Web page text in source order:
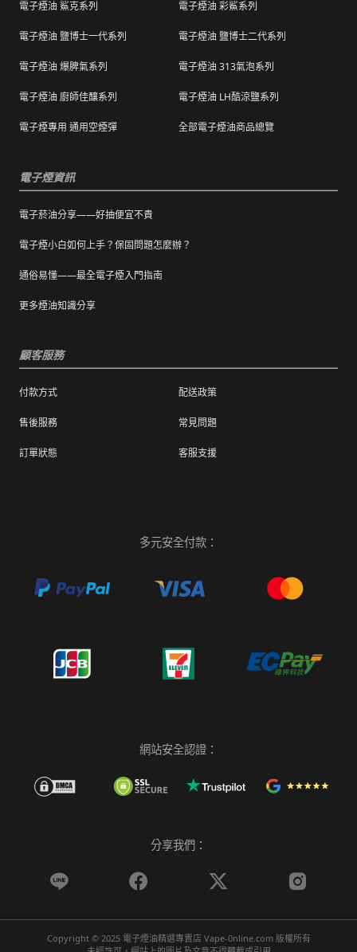
海外運送：
海外顧客如需訂購，請聯絡客服中心協助海外
裝上黏貼紙張或書寫文字。
購買之商品若符合促銷活動（ 如滿減、免運等
有非人為造成的破壞、損毀或不完整的商品瑕
電子煙油 鯊克系列 電子煙油 彩鯊系列
電子煙油 鹽博士一代系列 電子煙油 鹽博士二代系列
電子煙油 爆脾氣系列 電子煙油 313氣泡系列
電子煙油 廚師佳釀系列 電子煙油 LH酷涼鹽系列
電子煙專用 通用空煙彈 全部電子煙油商品總覽
電子煙資訊
電子菸油分享——好抽便宜不貴
電子煙小白如何上手？保固問題怎麼辦？
通俗易懂——最全電子煙入門指南
更多煙油知識分享
顧客服務
付款方式 配送政策
售後服務 常見問題
訂單狀態 客服支援
多元安全付款：
網站安全認證：
分享我們：
   
Copyright © 2025 電子煙油精選專賣店 Vape-0nline.com 版權所有